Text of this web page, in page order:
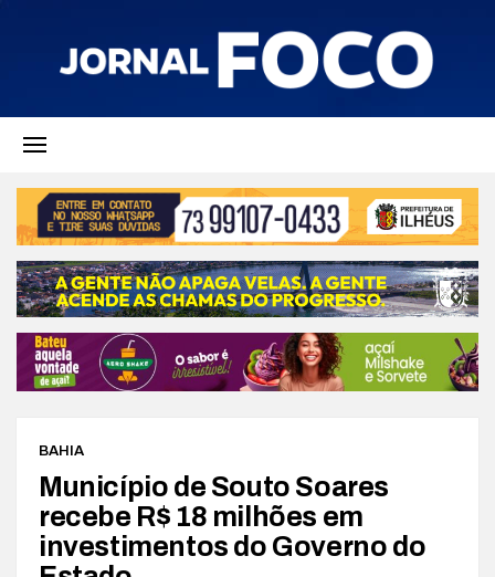
BAHIA
Município de Souto Soares
recebe R$ 18 milhões em
investimentos do Governo do